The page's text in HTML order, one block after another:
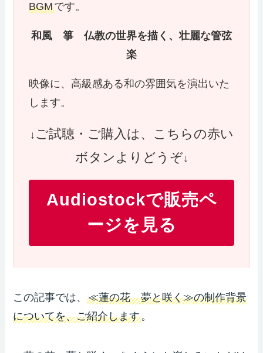
BGMです。
和風 箏 仏教の世界を描く、壮麗な管弦
楽
映像に、高級感ある和の雰囲気を演出いた
します。
↓ ご試聴・ご購入は、こちらの赤い
ボタンよりどうぞ↓
Audiostockで販売ペ
ージを見る
この記事では、≪蓮の花 夢と咲く≫の制作背景
についてを、ご紹介します。